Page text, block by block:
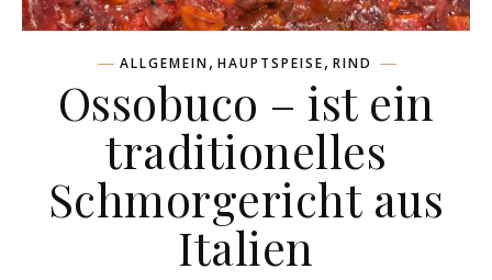
ALLGEMEIN, HAUPTSPEISE, RIND
Ossobuco – ist ein
traditionelles
Schmorgericht aus
Italien